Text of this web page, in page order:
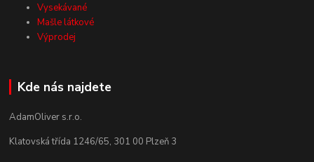
Vysekávané
Mašle látkové
Výprodej
Kde nás najdete
AdamOliver s.r.o.
Klatovská třída 1246/65, 301 00 Plzeň 3